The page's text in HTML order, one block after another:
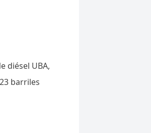
diésel UBA,
barriles